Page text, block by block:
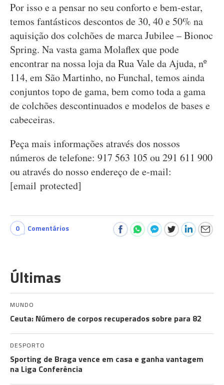
Por isso e a pensar no seu conforto e bem-estar,
temos fantásticos descontos de 30, 40 e 50% na
aquisição dos colchões de marca Jubilee – Bionoc
Spring. Na vasta gama Molaflex que pode
encontrar na nossa loja da Rua Vale da Ajuda, nº
114, em São Martinho, no Funchal, temos ainda
conjuntos topo de gama, bem como toda a gama
de colchões descontinuados e modelos de bases e
cabeceiras.
Peça mais informações através dos nossos
números de telefone: 917 563 105 ou 291 611 900
ou através do nosso endereço de e-mail:
[email protected]
0 Comentários
Últimas
MUNDO
Ceuta: Número de corpos recuperados sobre para 82
DESPORTO
Sporting de Braga vence em casa e ganha vantagem
na Liga Conferência